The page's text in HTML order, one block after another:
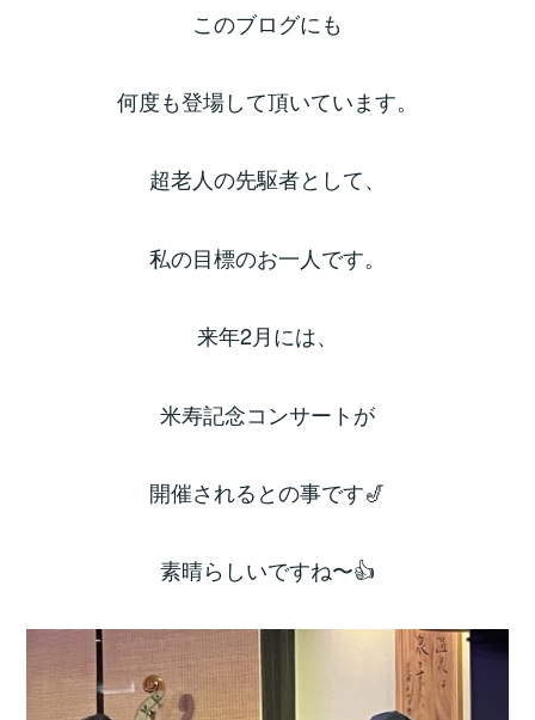
このブログにも
何度も登場して頂いています。
超老人の先駆者として、
私の目標のお一人です。
来年2月には、
米寿記念コンサートが
開催されるとの事です🎷
素晴らしいですね〜👍